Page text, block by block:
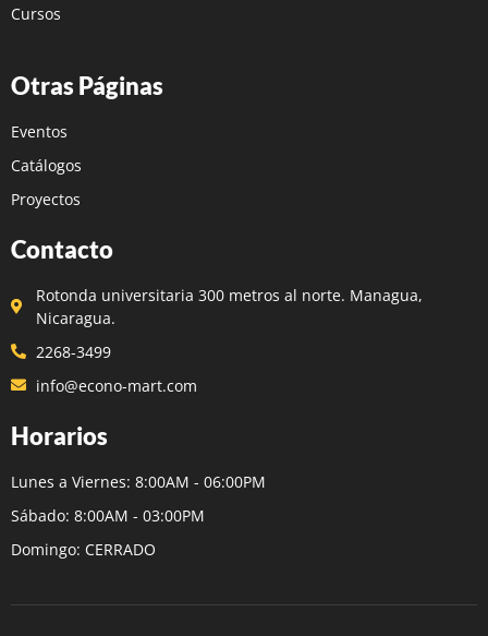
Cursos
Otras Páginas
Eventos
Catálogos
Proyectos
Contacto
Rotonda universitaria 300 metros al norte. Managua,
Nicaragua.
2268-3499
info@econo-mart.com
Horarios
Lunes a Viernes: 8:00AM - 06:00PM
Sábado: 8:00AM - 03:00PM
Domingo: CERRADO